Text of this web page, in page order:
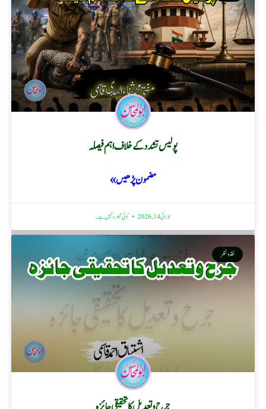
پولیس تشدد کے خلاف اہم فیصلہ
مضمون پڑھیں »
جولائی 14, 2026 کوئی تبصرہ نہیں ہے۔
نقد ونظر